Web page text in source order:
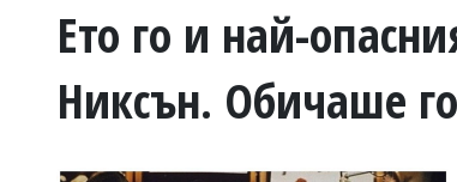
ВОЙНАТА
УКРАЙНА
Ето го и най-
Никсън. Обичаше